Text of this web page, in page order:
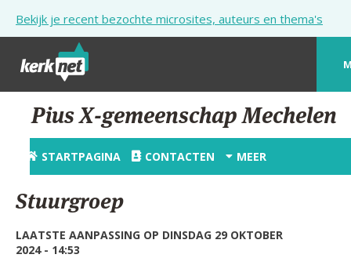
Bekijk je recent bezochte microsites, auteurs en thema's
STARTPAGINA
KERK
VIERINGEN
SHOP
ZOEKEN
Pius X-gemeenschap Mechelen
STARTPAGINA CONTACTEN MEER
Stuurgroep
LAATSTE AANPASSING OP DINSDAG 29 OKTOBER
2024 - 14:53